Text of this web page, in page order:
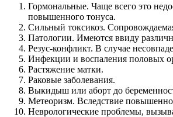
Гормональные. Чаще всего это
повышенного тонуса.
Сильный токсикоз.
Патологии. Имеются ввиду
Резус-конфликт. В случае
Инфекции и воспаления половых
Растяжение матки.
Раковые заболевания.
Выкидыш или аборт до
Метеоризм. Вследствие
Неврологические проблемы,